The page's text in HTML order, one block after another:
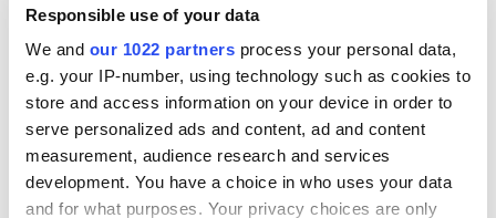
Responsible use of your data
We and our 1022 partners process your personal data,
e.g. your IP-number, using technology such as cookies to
store and access information on your device in order to
serve personalized ads and content, ad and content
measurement, audience research and services
development. You have a choice in who uses your data
and for what purposes. Your privacy choices are only
Im Innenraum verleihen spezielle Sitze dem Kleinwagen
eine sportlichere Atmosphäre. Der Mitteltunnel, der sich
von dem des R5 unterscheidet, ist mit den drei
Schaltknöpfen der A110 ausgestattet. Oben sind die
beiden Bildschirme identisch, verfügen aber über neue